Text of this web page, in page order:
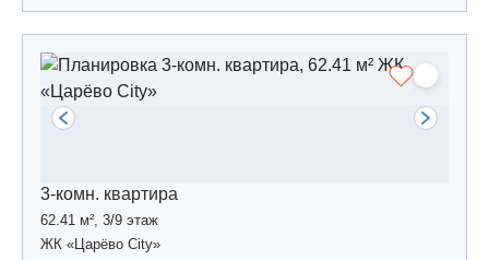
3-комн. квартира
62.41 м², 3/9 этаж
ЖК «Царёво City»